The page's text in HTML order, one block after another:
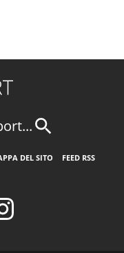
DEL SITO
FEED RSS